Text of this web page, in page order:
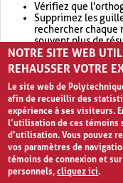
Vérifiez que
Supprimez les
rechercher chaque
souvent plus de
Envisagez d'élargir
retournera
NOTRE SITE WEB
REHAUSSER VOTRE
Le site web de
afin de recueillir des
expérience à ses visiteurs.
l’utilisation de ces témoins
d’utilisation. Vous pouvez
vos paramètres de
témoins de connexion et
personnels,cliquez ici.